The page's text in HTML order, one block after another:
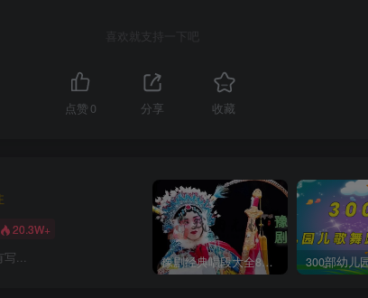
喜欢就支持一下吧
点赞 0 分享 收藏
20.3W+
写... 豫剧经典唱段大全850首mp3打包戏曲下载